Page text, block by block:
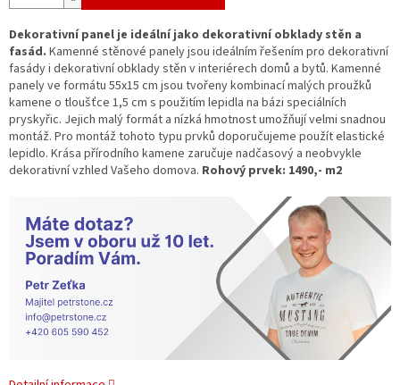
Dekorativní panel je ideální jako dekorativní obklady stěn a
fasád. Kamenné stěnové panely jsou ideálním řešením pro dekorativní
fasády i dekorativní obklady stěn v interiérech domů a bytů. Kamenné
panely ve formátu 55x15 cm jsou tvořeny kombinací malých proužků
kamene o tloušťce 1,5 cm s použitím lepidla na bázi speciálních
pryskyřic. Jejich malý formát a nízká hmotnost umožňují velmi snadnou
montáž. Pro montáž tohoto typu prvků doporučujeme použít elastické
lepidlo. Krása přírodního kamene zaručuje nadčasový a neobvykle
dekorativní vzhled Vašeho domova. Rohový prvek: 1490,- m2